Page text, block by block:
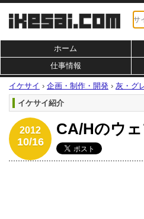
ホーム
仕事情報
イケサイ › 企画・制作・開発 › 灰・グ
イケサイ紹介
2012
10/16
CA/Hのウ